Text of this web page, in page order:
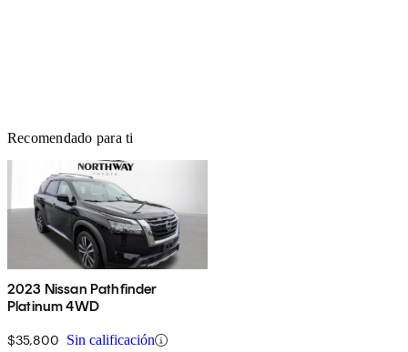
Recomendado para ti
2023 Nissan Pathfinder
Platinum 4WD
$35,800 Sin calificación